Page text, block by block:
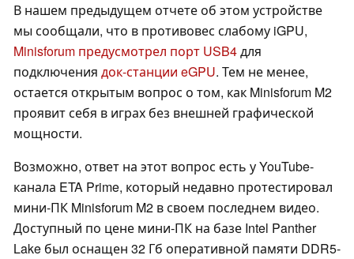
В нашем предыдущем отчете об этом устройстве
мы сообщали, что в противовес слабому iGPU,
Minisforum предусмотрел порт USB4для
подключения док-станции eGPU. Тем не менее,
остается открытым вопрос о том, как Minisforum M2
проявит себя в играх без внешней графической
мощности.
Возможно, ответ на этот вопрос есть у YouTube-
канала ETA Prime, который недавно протестировал
мини-ПК Minisforum M2 в своем последнем видео.
Доступный по цене мини-ПК на базе Intel Panther
Lake был оснащен 32 Гб оперативной памяти DDR5-